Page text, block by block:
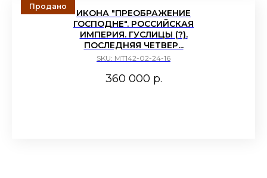
ИКОНА "ПРЕОБРАЖЕНИЕ
ГОСПОДНЕ". РОССИЙСКАЯ
ИМПЕРИЯ. ГУСЛИЦЫ (?).
ПОСЛЕДНЯЯ ЧЕТВЕР...
SKU: МТ142-02-24-16
360 000 р.